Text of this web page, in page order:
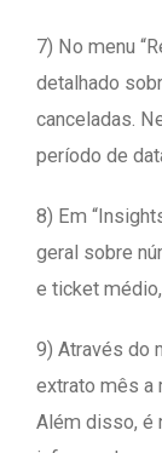
7) No menu
detalhado
canceladas.
período de
8) Em
geral sobre
e ticket
9) Através do
extrato mês a
Além disso, é